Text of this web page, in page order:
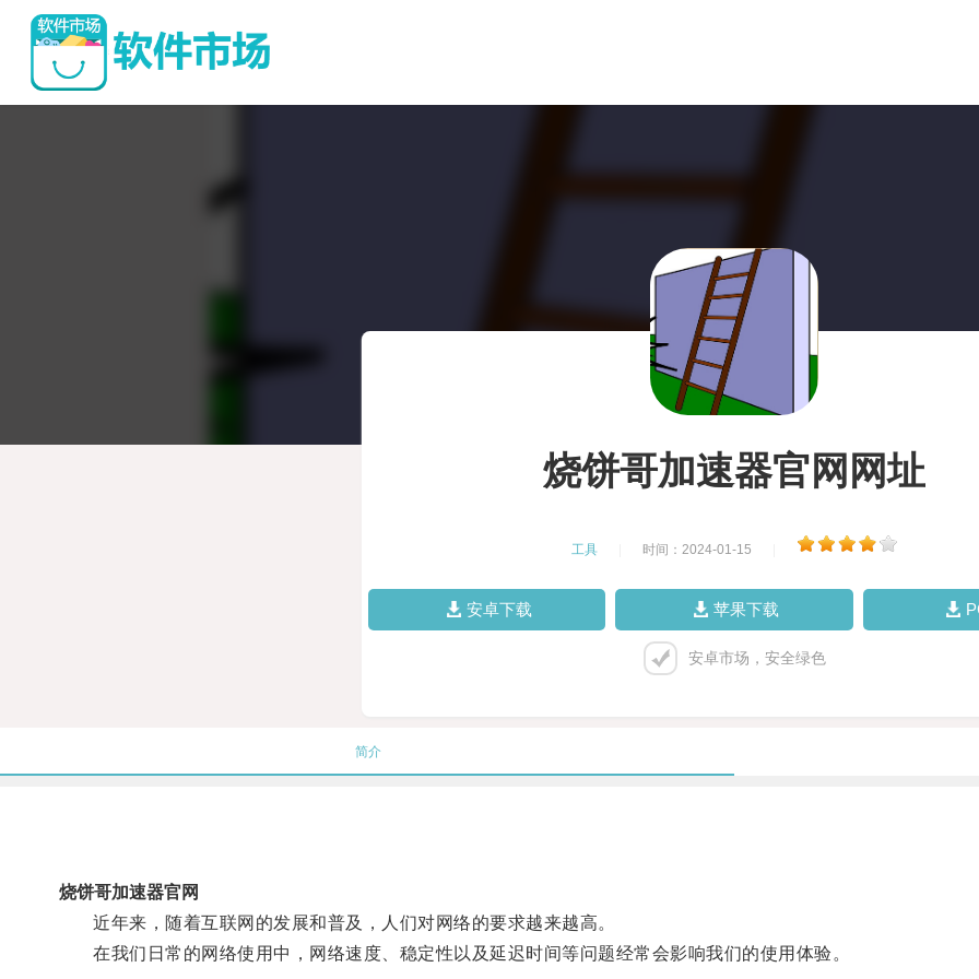
烧饼哥加速器官网网址
工具 时间：2024-01-15
安卓下载 苹果下载
安卓市场，安全绿色
简介
烧饼哥加速器官网
近年来，随着互联网的发展和普及，人们对网络的要求越来越高。
在我们日常的网络使用中，网络速度、稳定性以及延迟时间等问题经常会影响我们的使用体验。